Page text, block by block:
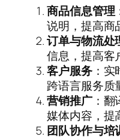
商品信息管理
说明，提高商
订单与物流处
信息，提高客
客户服务：实
跨语言服务质
营销推广：翻
媒体内容，提
团队协作与培